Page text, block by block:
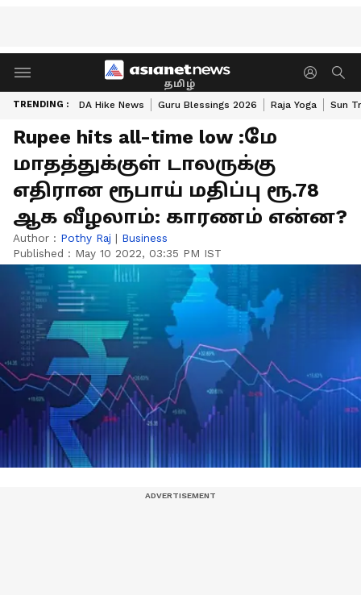
தமிழ்
TRENDING : DA Hike News Guru Blessings 2026 Raja Yoga Sun
Rupee hits all-time low :மே
மாதத்துக்குள் டாலருக்கு
எதிரான ரூபாய் மதிப்பு ரூ.78
ஆக வீழலாம்: காரணம் என்ன?
Author : Pothy Raj | Business
Published : May 10 2022, 03:35 PM IST